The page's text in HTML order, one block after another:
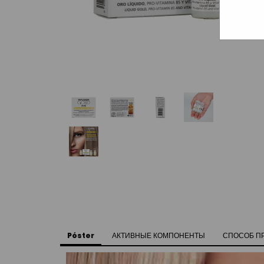
Póster АКТИВНЫЕ КОМПОНЕНТЫ СПОСОБ